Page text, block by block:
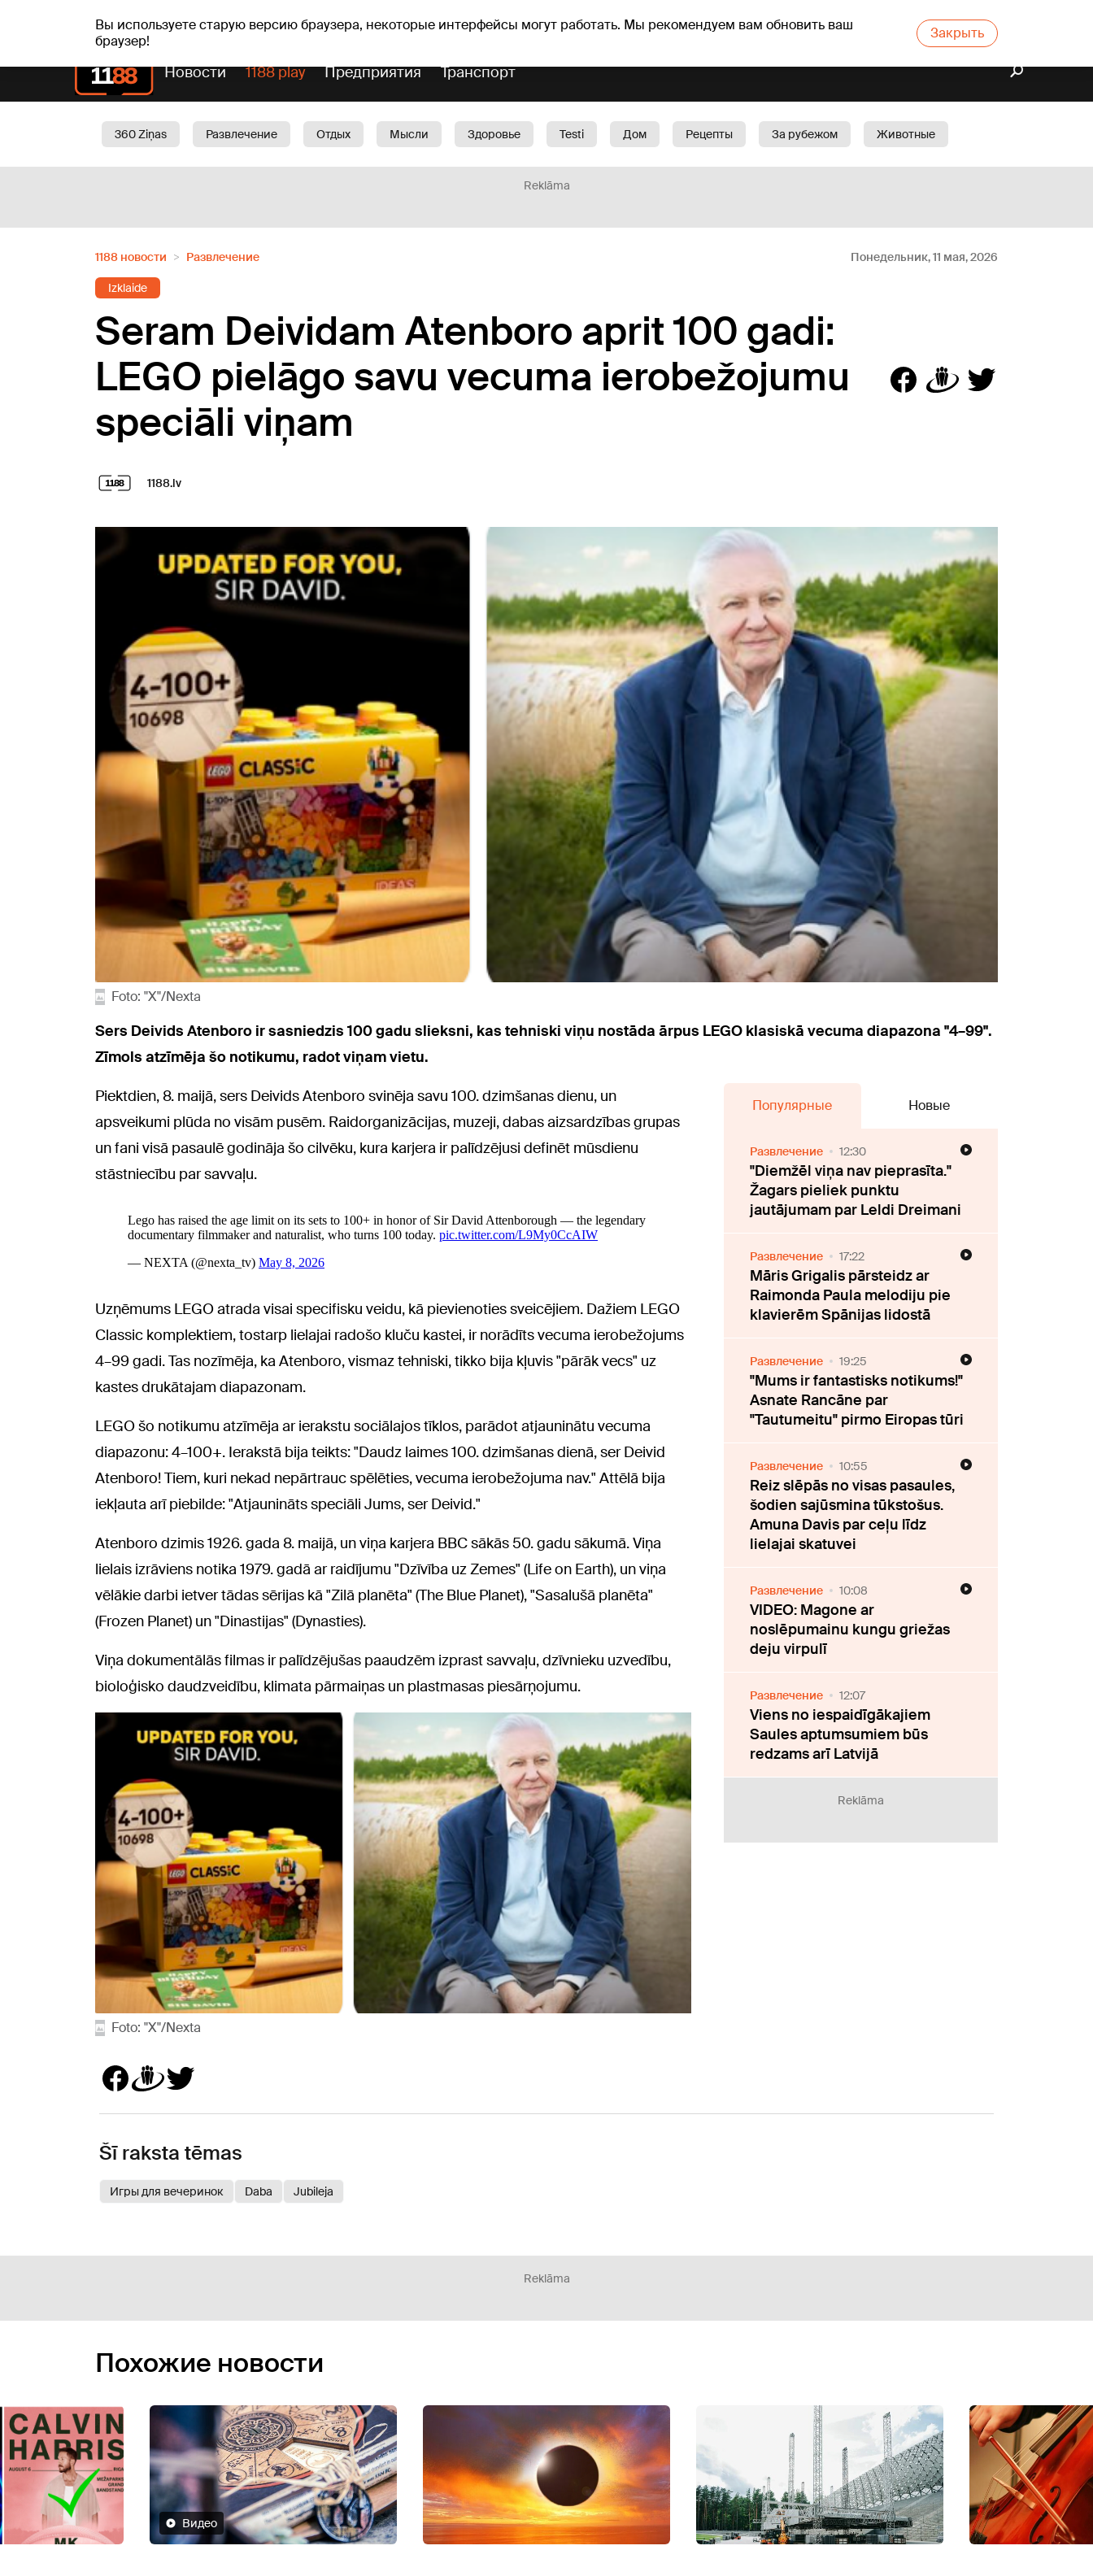
Вы используете старую версию браузера, некоторые интерфейсы могут работать. Мы рекомендуем вам обновить ваш
браузер!
Закрыть
чт, 06.08.2026. +19°C Aisma, Askolds Прогноз погоды Гороскопы
Новости 1188 play Предприятия Транспорт
360 Ziņas Развлечение Отдых Мысли Здоровье Testi Дом Рецепты За рубежом
Животные
Reklāma
1188 новости Развлечение Понедельник, 11 мая, 2026
Izklaide
Seram Deividam Atenboro aprit 100 gadi:
LEGO pielāgo savu vecuma ierobežojumu
speciāli viņam
1188.lv
Foto: "X"/Nexta
Sers Deivids Atenboro ir sasniedzis 100 gadu slieksni, kas tehniski viņu nostāda ārpus LEGO klasiskā vecuma diapazona "4–99".
Zīmols atzīmēja šo notikumu, radot viņam vietu.
Piektdien, 8. maijā, sers Deivids Atenboro svinēja savu 100. dzimšanas dienu, un
apsveikumi plūda no visām pusēm. Raidorganizācijas, muzeji, dabas aizsardzības grupas
un fani visā pasaulē godināja šo cilvēku, kura karjera ir palīdzējusi definēt mūsdienu
stāstniecību par savvaļu.
Uzņēmums LEGO atrada visai specifisku veidu, kā pievienoties sveicējiem. Dažiem LEGO
Classic komplektiem, tostarp lielajai radošo kluču kastei, ir norādīts vecuma ierobežojums
4–99 gadi. Tas nozīmēja, ka Atenboro, vismaz tehniski, tikko bija kļuvis "pārāk vecs" uz
kastes drukātajam diapazonam.
LEGO šo notikumu atzīmēja ar ierakstu sociālajos tīklos, parādot atjauninātu vecuma
diapazonu: 4–100+. Ierakstā bija teikts: "Daudz laimes 100. dzimšanas dienā, ser Deivid
Atenboro! Tiem, kuri nekad nepārtrauc spēlēties, vecuma ierobežojuma nav." Attēlā bija
iekļauta arī piebilde: "Atjaunināts speciāli Jums, ser Deivid."
Atenboro dzimis 1926. gada 8. maijā, un viņa karjera BBC sākās 50. gadu sākumā. Viņa
lielais izrāviens notika 1979. gadā ar raidījumu "Dzīvība uz Zemes" (Life on Earth), un viņa
vēlākie darbi ietver tādas sērijas kā "Zilā planēta" (The Blue Planet), "Sasalušā planēta"
(Frozen Planet) un "Dinastijas" (Dynasties).
Viņa dokumentālās filmas ir palīdzējušas paaudzēm izprast savvaļu, dzīvnieku uzvedību,
bioloģisko daudzveidību, klimata pārmaiņas un plastmasas piesārņojumu.
Foto: "X"/Nexta
Популярные Новые
Развлечение 12:30
"Diemžēl viņa nav pieprasīta."
Žagars pieliek punktu
jautājumam par Leldi Dreimani
Развлечение 17:22
Māris Grigalis pārsteidz ar
Raimonda Paula melodiju pie
klavierēm Spānijas lidostā
Развлечение 19:25
"Mums ir fantastisks notikums!"
Asnate Rancāne par
"Tautumeitu" pirmo Eiropas tūri
Развлечение 10:55
Reiz slēpās no visas pasaules,
šodien sajūsmina tūkstošus.
Amuna Davis par ceļu līdz
lielajai skatuvei
Развлечение 10:08
VIDEO: Magone ar
noslēpumainu kungu griežas
deju virpulī
Развлечение 12:07
Viens no iespaidīgākajiem
Saules aptumsumiem būs
redzams arī Latvijā
Reklāma
Šī raksta tēmas
Игры для вечеринок Daba Jubileja
Reklāma
Похожие новости